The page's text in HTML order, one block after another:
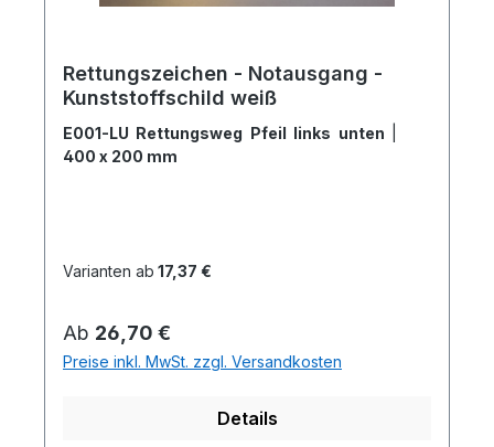
Rettungszeichen - Notausgang -
Kunststoffschild weiß
E001-LU Rettungsweg Pfeil links unten
400 x 200 mm
Varianten ab 17,37 €
Regulärer Preis:
Ab 26,70 €
Preise inkl. MwSt. zzgl. Versandkosten
Details